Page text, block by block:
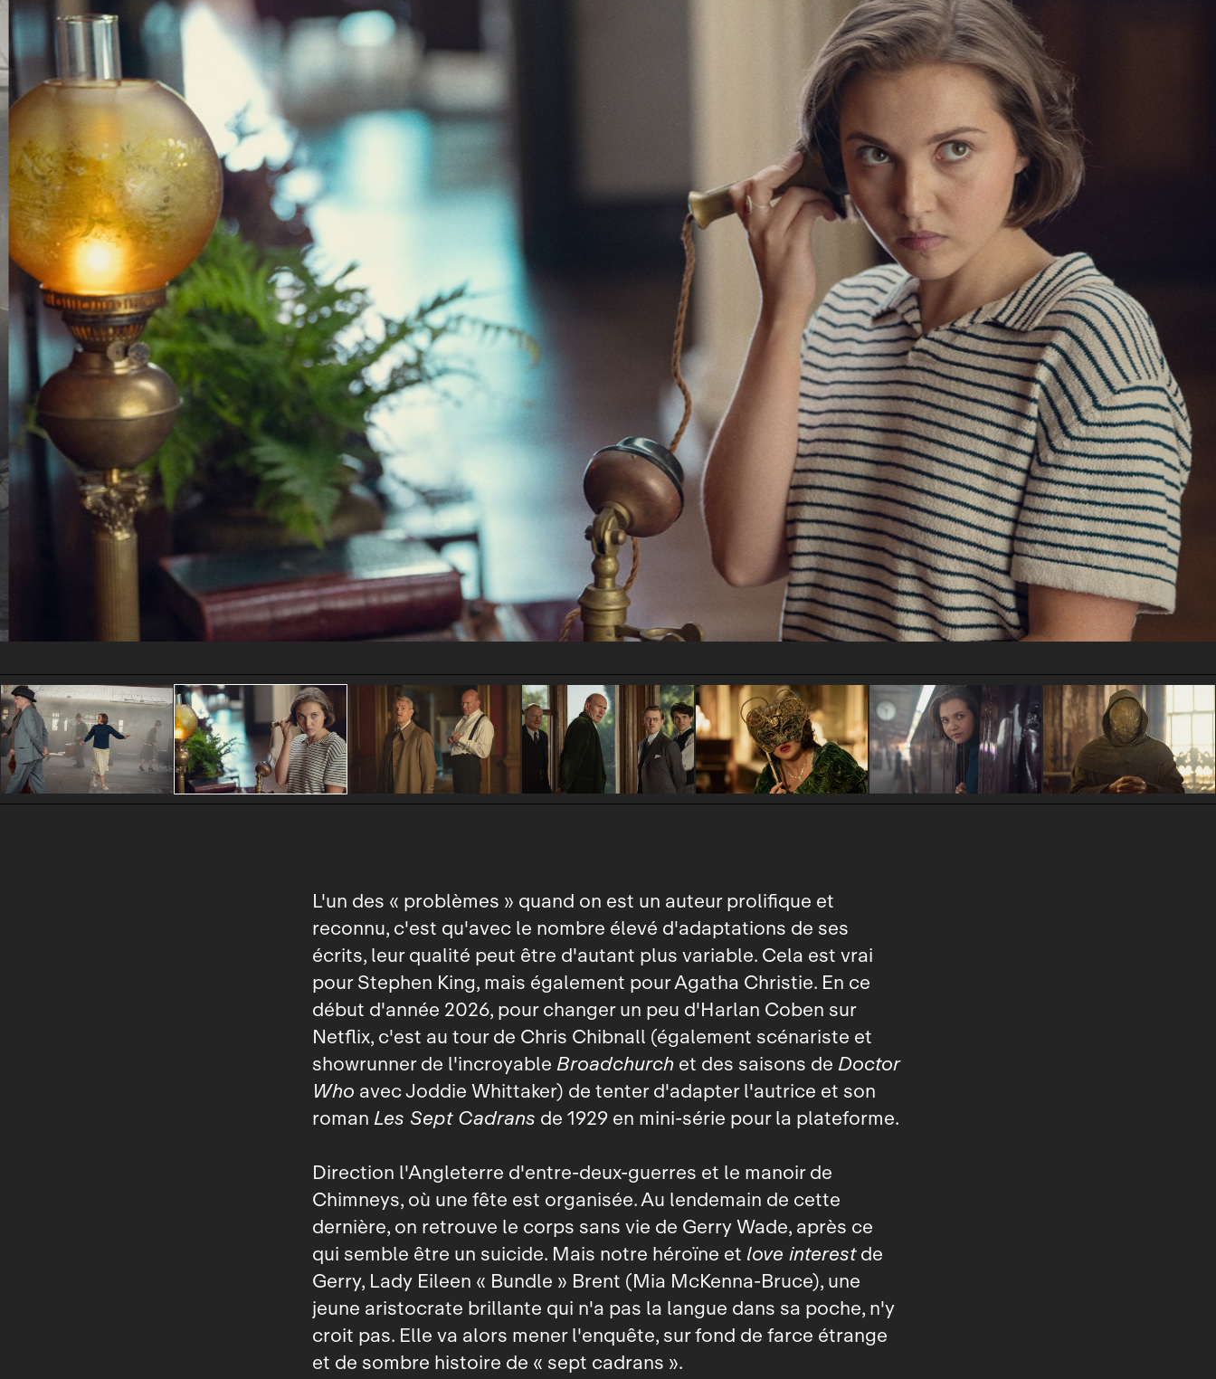
L'un des « problèmes » quand on est un auteur prolifique et
reconnu, c'est qu'avec le nombre élevé d'adaptations de ses
écrits, leur qualité peut être d'autant plus variable. Cela est vrai
pour Stephen King, mais également pour Agatha Christie. En ce
début d'année 2026, pour changer un peu d'Harlan Coben sur
Netflix, c'est au tour de Chris Chibnall (également scénariste et
showrunner de l'incroyable Broadchurchet des saisons de Doctor
Who avec Joddie Whittaker) de tenter d'adapter l'autrice et son
roman Les Sept Cadrans de 1929 en mini‑série pour la plateforme.
Direction l'Angleterre d'entre‑deux‑guerres et le manoir de
Chimneys, où une fête est organisée. Au lendemain de cette
dernière, on retrouve le corps sans vie de Gerry Wade, après ce
qui semble être un suicide. Mais notre héroïne et love interestde
Gerry, Lady Eileen « Bundle » Brent (Mia McKenna‑Bruce), une
jeune aristocrate brillante qui n'a pas la langue dans sa poche, n'y
croit pas. Elle va alors mener l'enquête, sur fond de farce étrange
et de sombre histoire de « sept cadrans ».